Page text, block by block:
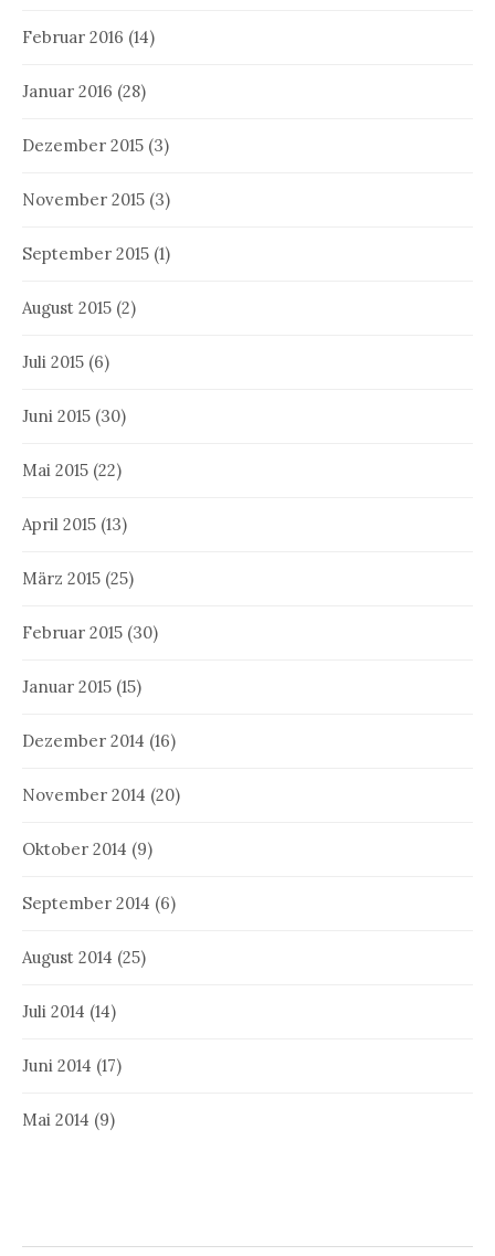
Februar 2016 (14)
Januar 2016 (28)
Dezember 2015 (3)
November 2015 (3)
September 2015 (1)
August 2015 (2)
Juli 2015 (6)
Juni 2015 (30)
Mai 2015 (22)
April 2015 (13)
März 2015 (25)
Februar 2015 (30)
Januar 2015 (15)
Dezember 2014 (16)
November 2014 (20)
Oktober 2014 (9)
September 2014 (6)
August 2014 (25)
Juli 2014 (14)
Juni 2014 (17)
Mai 2014 (9)